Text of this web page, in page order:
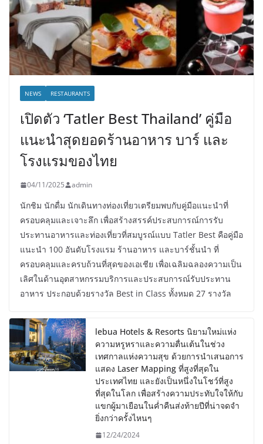
NEWS RESTAURANTS
เปิดตัว ‘Tatler Best Thailand’ คู่มือ
แนะนำสุดยอดร้านอาหาร บาร์ และ
โรงแรมของไทย
04/11/2025 admin
นักชิม นักดื่ม นักเดินทางท่องเที่ยวเตรียมพบกับคู่มือแนะนำที่
ครอบคลุมและเจาะลึก เพื่อสร้างสรรค์ประสบการณ์การรับ
ประทานอาหารและท่องเที่ยวที่สมบูรณ์แบบ Tatler Best คือคู่มือ
แนะนำ 100 อันดับโรงแรม ร้านอาหาร และบาร์ชั้นนำ ที่
ครอบคลุมและครบถ้วนที่สุดของเอเชีย เพื่อเฉลิมฉลองความเป็น
เลิศในด้านอุตสาหกรรมบริการและประสบการณ์รับประทาน
อาหาร ประกอบด้วยรางวัล Best in Class ทั้งหมด 27 รางวัล
lebua Hotels & Resorts นิยามใหม่แห่ง
ความหรูหราและความตื่นเต้นในช่วง
เทศกาลแห่งความสุข ด้วยการนำเสนอการ
แสดง Laser Mapping ที่สูงที่สุดใน
ประเทศไทย และยังเป็นหนึ่งในโชว์ที่สูง
ที่สุดในโลก เพื่อสร้างความประทับใจให้กับ
แขกผู้มาเยือนในค่ำคืนส่งท้ายปีที่น่าจดจำ
ยิ่งกว่าครั้งไหนๆ
12/24/2024